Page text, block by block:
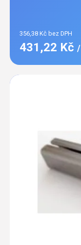
356,38 Kč bez DPH
431,22 Kč